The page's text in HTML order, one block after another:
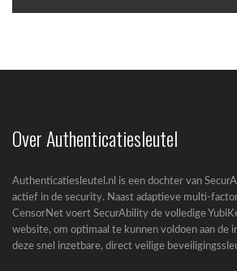
Over Authenticatiesleutel
Authenticatiesleutel.nl is een dochter van
actief in de security. Naast adaptieve multi-
CensorNet voert SecurAbility de volledige
website, om optimaal te kunnen voldoen aan de
deze snel inzetbare, direct veilige